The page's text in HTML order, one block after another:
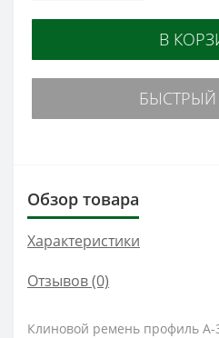
В
БЫСТРЫЙ
Обзор товара
Характеристики
Отзывов (0)
Клиновой ремень профиль А-